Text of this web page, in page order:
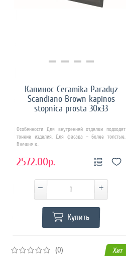
Купить в 1 клик
Капинос Ceramika Paradyz
Scandiano Brown kapinos
stopnica prosta 30x33
Особенности Для внутренней отделки подходят
тонкие изделия. Для фасада – более толстые.
Внешне к..
2572.00р.
Купить
(0) Хит